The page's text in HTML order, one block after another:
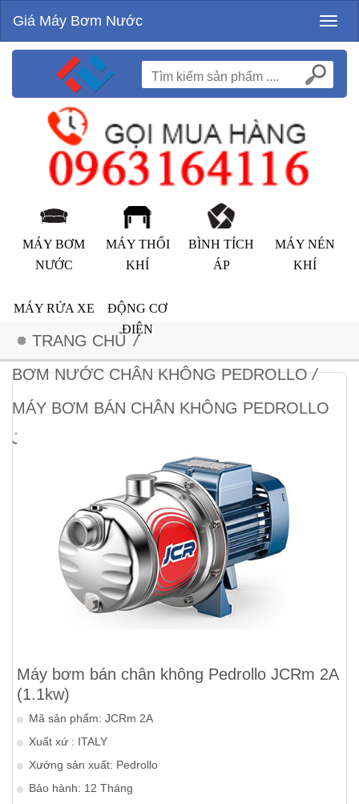
Giá Máy Bơm Nước
MÁY BƠM
NƯỚC
MÁY THỔI
KHÍ
BÌNH TÍCH
ÁP
MÁY NÉN
KHÍ
MÁY RỬA XE
ĐỘNG CƠ
ĐIỆN
TRANG CHỦ /
BƠM NƯỚC CHÂN KHÔNG PEDROLLO /
MÁY BƠM BÁN CHÂN KHÔNG PEDROLLO
JCRM 2A (1.1KW)
Máy bơm bán chân không Pedrollo JCRm 2A
(1.1kw)
Mã sản phẩm: JCRm 2A
Xuất xứ : ITALY
Xưởng sản xuất: Pedrollo
Bảo hành: 12 Tháng